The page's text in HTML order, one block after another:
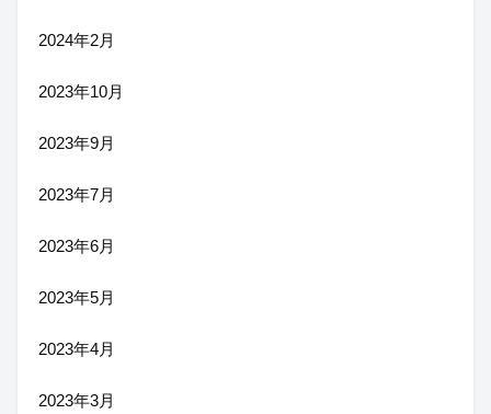
2024年2月
2023年10月
2023年9月
2023年7月
2023年6月
2023年5月
2023年4月
2023年3月